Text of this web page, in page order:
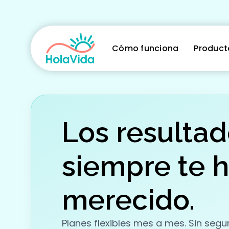
Cómo funciona
Los
siempre te
merecido.
Planes flexibles mes a mes. Sin